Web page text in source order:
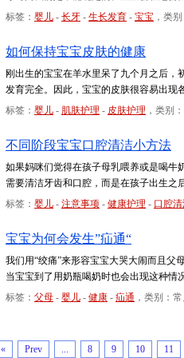
标签： 婴儿 - 长牙 - 生长发育 - 宝宝 ，类
如何保持宝宝皮肤的健康
刚出生的宝宝在羊水里呆了九个月之后，
发育完全。因此，宝宝的皮肤很容易出现
标签： 婴儿 - 肌肤护理 - 皮肤护理 ，类别
不同阶段宝宝口腔清洁小方法
如果妈咪们觉得在孩子母乳喂养或是喝牛
需要清洁牙齿和口腔，而是在孩子出生之
标签： 婴儿 - 注意事项 - 健康护理 - 口腔
宝宝为何会发生”疝通“
我们用“绞痛”来形容宝宝大哭大闹而且父
当宝宝到了用奶瓶喝奶时也会出现这种情况
标签： 父母 - 婴儿 - 健康 - 疝通 ，类别：
« Prev ... 8 9 10 11